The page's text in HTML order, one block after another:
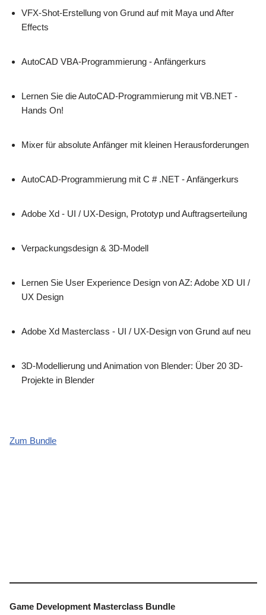
VFX-Shot-Erstellung von Grund auf mit Maya und After
Effects
AutoCAD VBA-Programmierung - Anfängerkurs
Lernen Sie die AutoCAD-Programmierung mit VB.NET -
Hands On!
Mixer für absolute Anfänger mit kleinen Herausforderungen
AutoCAD-Programmierung mit C # .NET - Anfängerkurs
Adobe Xd - UI / UX-Design, Prototyp und Auftragserteilung
Verpackungsdesign & 3D-Modell
Lernen Sie User Experience Design von AZ: Adobe XD UI /
UX Design
Adobe Xd Masterclass - UI / UX-Design von Grund auf neu
3D-Modellierung und Animation von Blender: Über 20 3D-
Projekte in Blender
Zum Bundle
Game Development Masterclass Bundle